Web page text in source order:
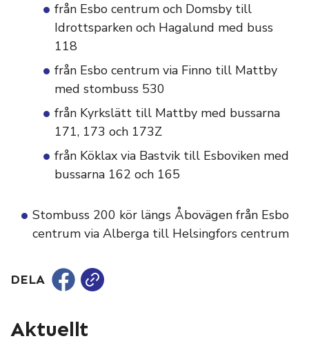
från Esbo centrum och Domsby till
Idrottsparken och Hagalund med buss
118
från Esbo centrum via Finno till Mattby
med stombuss 530
från Kyrkslätt till Mattby med bussarna
171, 173 och 173Z
från Köklax via Bastvik till Esboviken med
bussarna 162 och 165
Stombuss 200 kör längs Åbovägen från Esbo
centrum via Alberga till Helsingfors centrum
DELA
Aktuellt